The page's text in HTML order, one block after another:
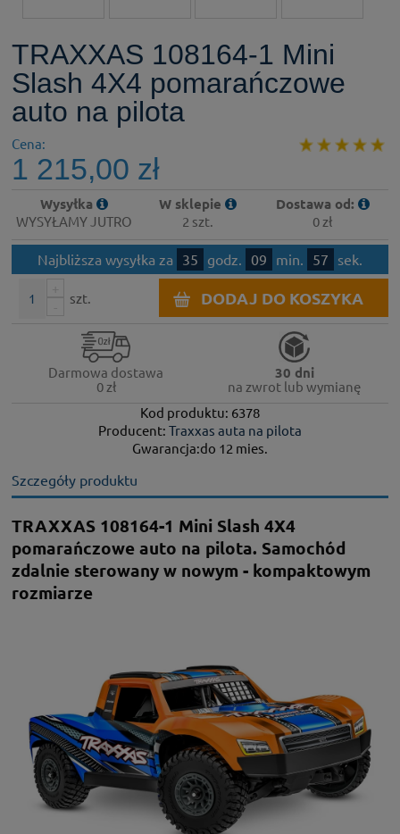
TRAXXAS 108164-1 Mini
Slash 4X4 pomarańczowe
auto na pilota
Cena:
1 215,00 zł
Wysyłka
WYSYŁAMY JUTRO
W sklepie
2 szt.
Dostawa od:
0 zł
Najbliższa wysyłka za 35 godz. 09 min. 57 sek.
szt. DODAJ DO KOSZYKA
Darmowa dostawa
0 zł
30 dni
na zwrot lub wymianę
Kod produktu: 6378
Producent: Traxxas auta na pilota
Gwarancja:do 12 mies.
Szczegóły produktu
TRAXXAS 108164-1 Mini Slash 4X4
pomarańczowe auto na pilota. Samochód
zdalnie sterowany w nowym - kompaktowym
rozmiarze